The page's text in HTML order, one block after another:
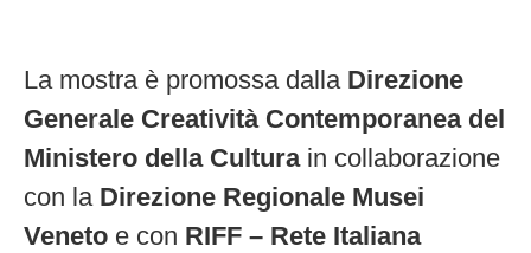
La mostra è promossa dalla Direzione
Generale Creatività Contemporanea del
Ministero della Culturain collaborazione
con la Direzione Regionale Musei
Veneto e con RIFF – Rete Italiana